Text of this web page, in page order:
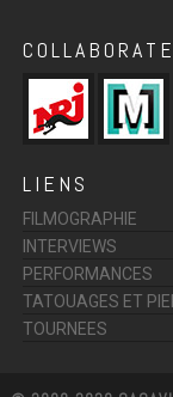
LIENS
FILMOGRAPHIE
INTERVIEWS
PERFORMANCES
TATOUAGES ET
TOURNEES